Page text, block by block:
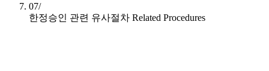
07/
한정승인 관련 유사절차 Related Procedures